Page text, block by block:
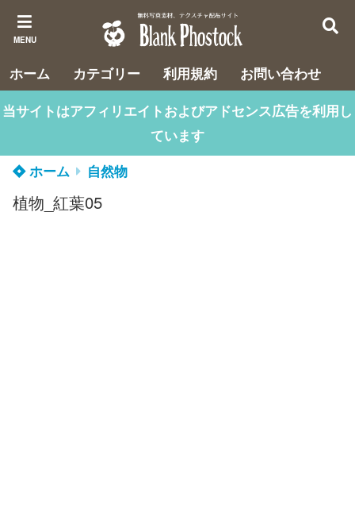
MENU
ホーム カテゴリー 利用規約
お問い合わせ
当サイトはアフィリエイトおよびアドセンス広告を利用し
ています
ホーム
自然物
植物_紅葉05